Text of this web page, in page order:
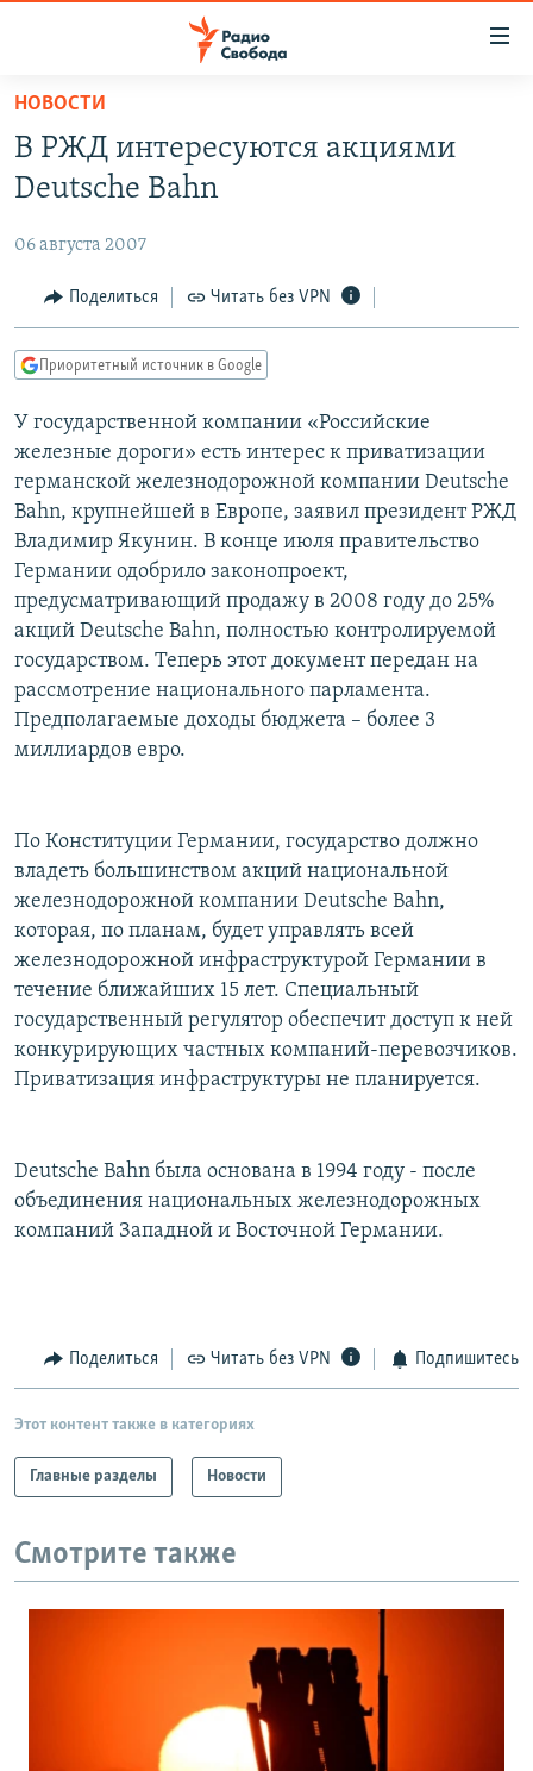
упрощенного
доступа
Вернуться
основному
Вернутся
главной
навигации
Вернутся
поиску
ПОДКАСТЫ
ЦИТАТЫ СВОБОДЫ
МНЕНИЯ
IDEL.РЕАЛИИ
КАВКАЗ.РЕАЛИИ
СЕВЕР.РЕАЛИИ
СИБИРЬ.РЕАЛИИ
РАСПИСАНИЕ ВЕЩАНИЯ
ПОДПИШИТЕСЬ НА РАССЫЛКУ
СОЦИАЛЬНЫЕ СЕТИ
НОВОСТИ
В РЖД интересуются акциями
Deutsche Bahn
06 августа 2007
Поделиться Читать без VPN
Приоритетный источник в Google
У государственной компании «Российские
железные дороги» есть интерес к приватизации
германской железнодорожной компании Deutsche
Bahn, крупнейшей в Европе, заявил президент РЖД
Владимир Якунин. В конце июля правительство
Германии одобрило законопроект,
предусматривающий продажу в 2008 году до 25%
акций Deutsche Bahn, полностью контролируемой
государством. Теперь этот документ передан на
рассмотрение национального парламента.
Предполагаемые доходы бюджета – более 3
миллиардов евро.
По Конституции Германии, государство должно
владеть большинством акций национальной
железнодорожной компании Deutsche Bahn,
которая, по планам, будет управлять всей
железнодорожной инфраструктурой Германии в
течение ближайших 15 лет. Специальный
государственный регулятор обеспечит доступ к ней
конкурирующих частных компаний-перевозчиков.
Приватизация инфраструктуры не планируется.
Deutsche Bahn была основана в 1994 году - после
объединения национальных железнодорожных
компаний Западной и Восточной Германии.
Поделиться Читать без VPN Подпишитесь
Этот контент также в категориях
Главные разделы Новости
Смотрите также